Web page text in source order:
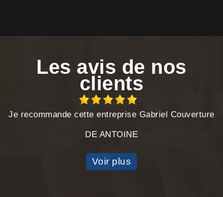
Les avis de nos
clients
Je recommande cette entreprise Gabriel Couverture
DE ANTOINE
Voir plus